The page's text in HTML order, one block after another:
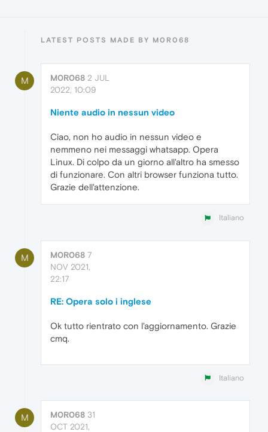
LATEST POSTS MADE BY M0R068
M M0R068 2 JUL
2022, 10:09
Niente audio in nessun video
Ciao, non ho audio in nessun video e
nemmeno nei messaggi whatsapp. Opera
Linux. Di colpo da un giorno all'altro ha smesso
di funzionare. Con altri browser funziona tutto.
Grazie dell'attenzione.
Italiano
M M0R068 7
NOV 2021,
22:17
RE: Opera solo i inglese
Ok tutto rientrato con l'aggiornamento. Grazie
cmq.
Italiano
M M0R068 31
OCT 2021,